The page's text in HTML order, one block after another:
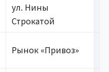
ул. Нины
Строкатой
Рынок «Привоз»